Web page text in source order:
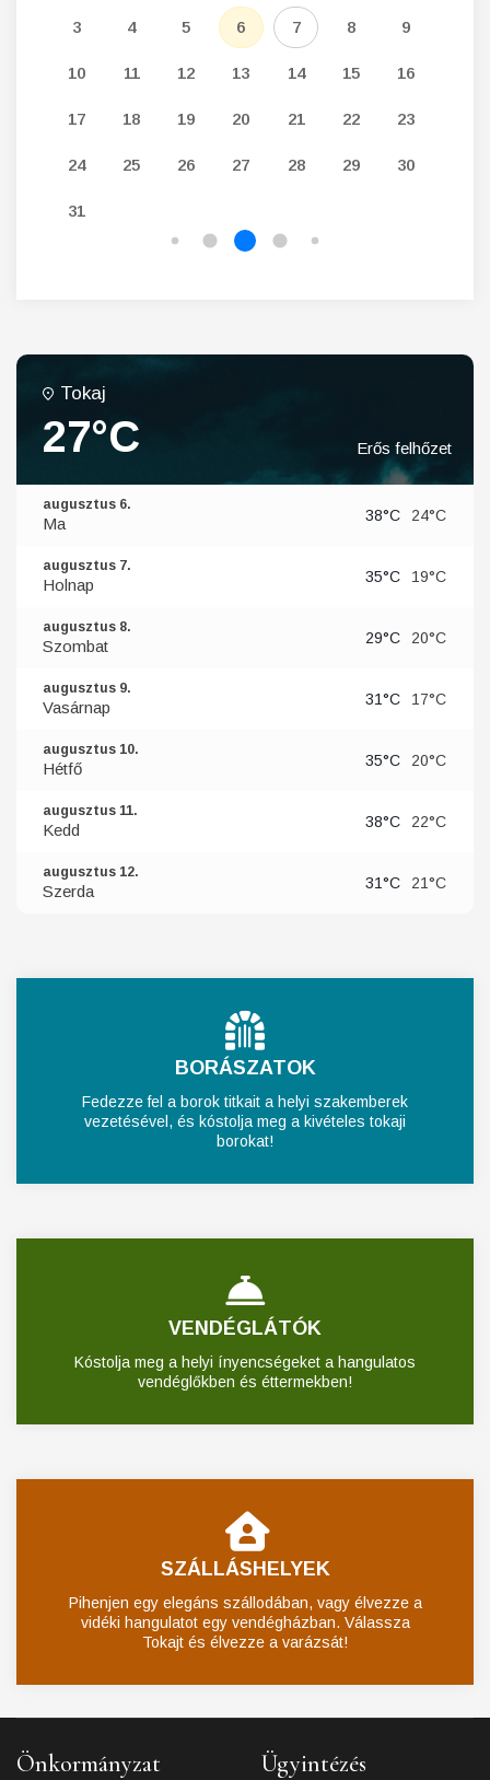
3 4 5 6 7 8 9
10 11 12 13 14 15 16
17 18 19 20 21 22 23
24 25 26 27 28 29 30
31
Tokaj
27°C Erős felhőzet
augusztus 6.
Ma 38°C 24°C
augusztus 7.
Holnap 35°C 19°C
augusztus 8.
Szombat 29°C 20°C
augusztus 9.
Vasárnap 31°C 17°C
augusztus 10.
Hétfő 35°C 20°C
augusztus 11.
Kedd 38°C 22°C
augusztus 12.
Szerda 31°C 21°C
BORÁSZATOK
Fedezze fel a borok titkait a helyi szakemberek
vezetésével, és kóstolja meg a kivételes tokaji
borokat!
VENDÉGLÁTÓK
Kóstolja meg a helyi ínyencségeket a hangulatos
vendéglőkben és éttermekben!
SZÁLLÁSHELYEK
Pihenjen egy elegáns szállodában, vagy élvezze a
vidéki hangulatot egy vendégházban. Válassza
Tokajt és élvezze a varázsát!
Önkormányzat Ügyintézés